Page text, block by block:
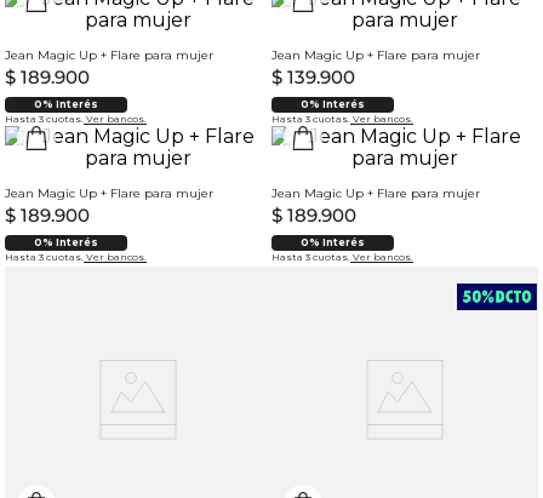
Jean Magic Up + Flare para mujer
$ 189.900
0% Interés
Hasta 3 cuotas. Ver bancos.
Jean Magic Up + Flare para mujer
$ 139.900
0% Interés
Hasta 3 cuotas. Ver bancos.
Jean Magic Up + Flare para mujer
$ 189.900
0% Interés
Hasta 3 cuotas. Ver bancos.
Jean Magic Up + Flare para mujer
$ 189.900
0% Interés
Hasta 3 cuotas. Ver bancos.